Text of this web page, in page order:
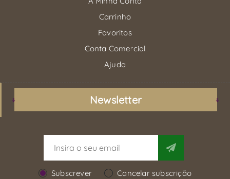
Carrinho
Favoritos
Conta Comercial
Ajuda
Newsletter
Subscrever Cancelar subscrição